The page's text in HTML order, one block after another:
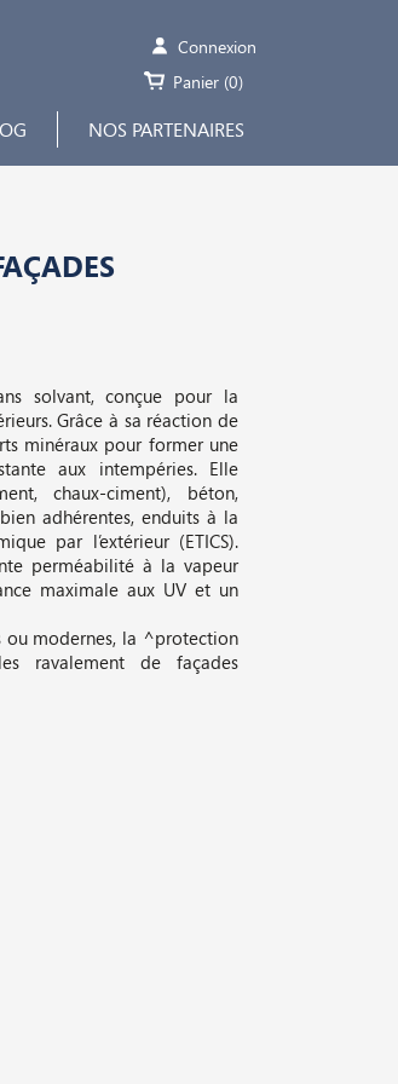
Connexion
Panier (0)
NOS PARTENAIRES
solvant, conçue pour la
Grâce à sa réaction de
minéraux pour former une
aux intempéries. Elle
chaux-ciment), béton,
adhérentes, enduits à la
par l’extérieur (ETICS).
perméabilité à la vapeur
maximale aux UV et un
ou modernes, la ^protection
ravalement de façades